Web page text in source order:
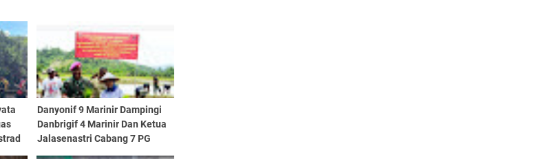
Danyonif 9 Marinir Dampingi
Danbrigif 4 Marinir Dan Ketua
Jalasenastri Cabang 7 PG